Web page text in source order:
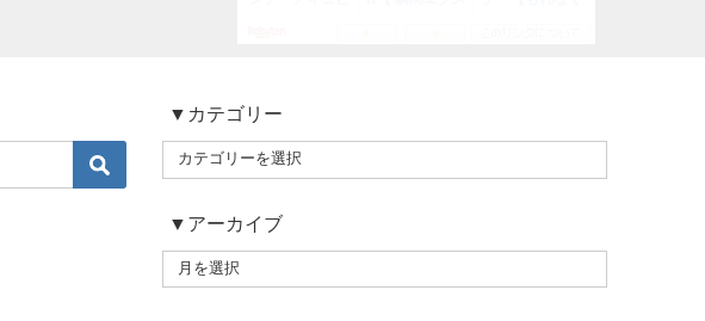
▼カテゴリー
▼アーカイブ